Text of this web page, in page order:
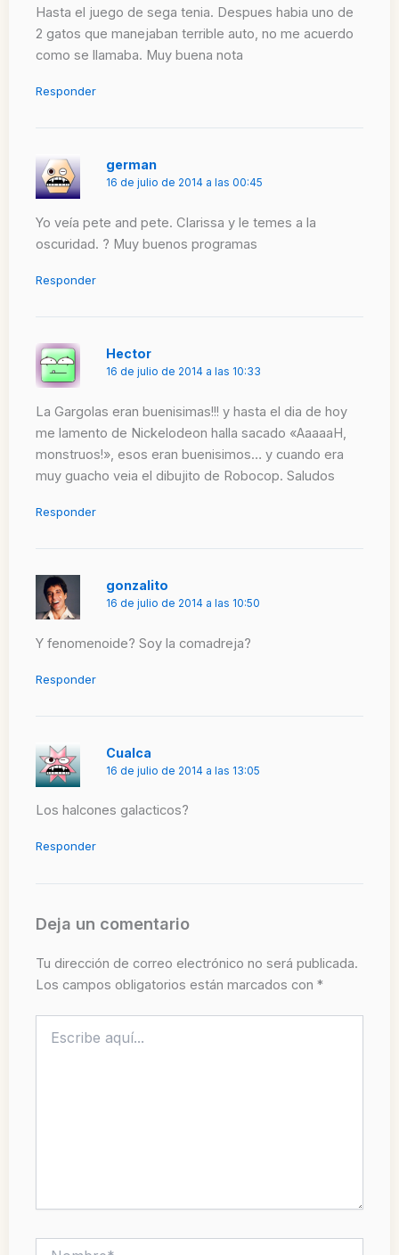
Hasta el juego de sega tenia. Despues habia uno de
2 gatos que manejaban terrible auto, no me acuerdo
como se llamaba. Muy buena nota
Responder
german
16 de julio de 2014 a las 00:45
Yo veía pete and pete. Clarissa y le temes a la
oscuridad. ? Muy buenos programas
Responder
Hector
16 de julio de 2014 a las 10:33
La Gargolas eran buenisimas!!! y hasta el dia de hoy
me lamento de Nickelodeon halla sacado «AaaaaH,
monstruos!», esos eran buenisimos… y cuando era
muy guacho veia el dibujito de Robocop. Saludos
Responder
gonzalito
16 de julio de 2014 a las 10:50
Y fenomenoide? Soy la comadreja?
Responder
Cualca
16 de julio de 2014 a las 13:05
Los halcones galacticos?
Responder
Deja un comentario
Tu dirección de correo electrónico no será publicada.
Los campos obligatorios están marcados con *
aquí...